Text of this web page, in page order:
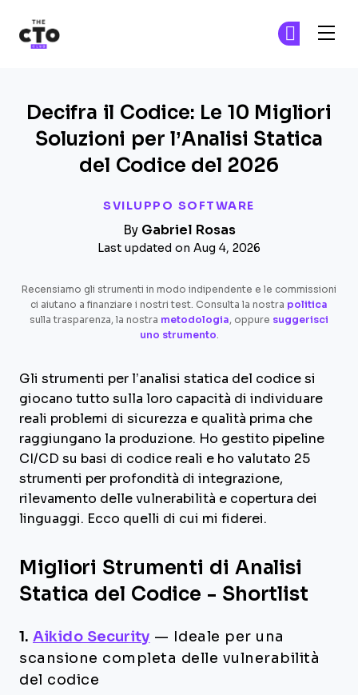
SVILUPPO SOFTWARE
Decifra il Codice: Le 10 Migliori
Soluzioni per l’Analisi Statica
del Codice del 2026
By Gabriel Rosas
Last updated on Aug 4, 2026
Recensiamo gli strumenti in modo indipendente e le commissioni
ci aiutano a finanziare i nostri test. Consulta la nostra politica
sulla trasparenza, la nostra metodologia, oppure suggerisci
uno strumento.
Gli strumenti per l’analisi statica del codice si
giocano tutto sulla loro capacità di individuare
reali problemi di sicurezza e qualità prima che
raggiungano la produzione. Ho gestito pipeline
CI/CD su basi di codice reali e ho valutato 25
strumenti per profondità di integrazione,
rilevamento delle vulnerabilità e copertura dei
linguaggi. Ecco quelli di cui mi fiderei.
Migliori Strumenti di Analisi
Statica del Codice - Shortlist
1. Aikido Security —
Ideale per una
scansione completa delle vulnerabilità
del codice